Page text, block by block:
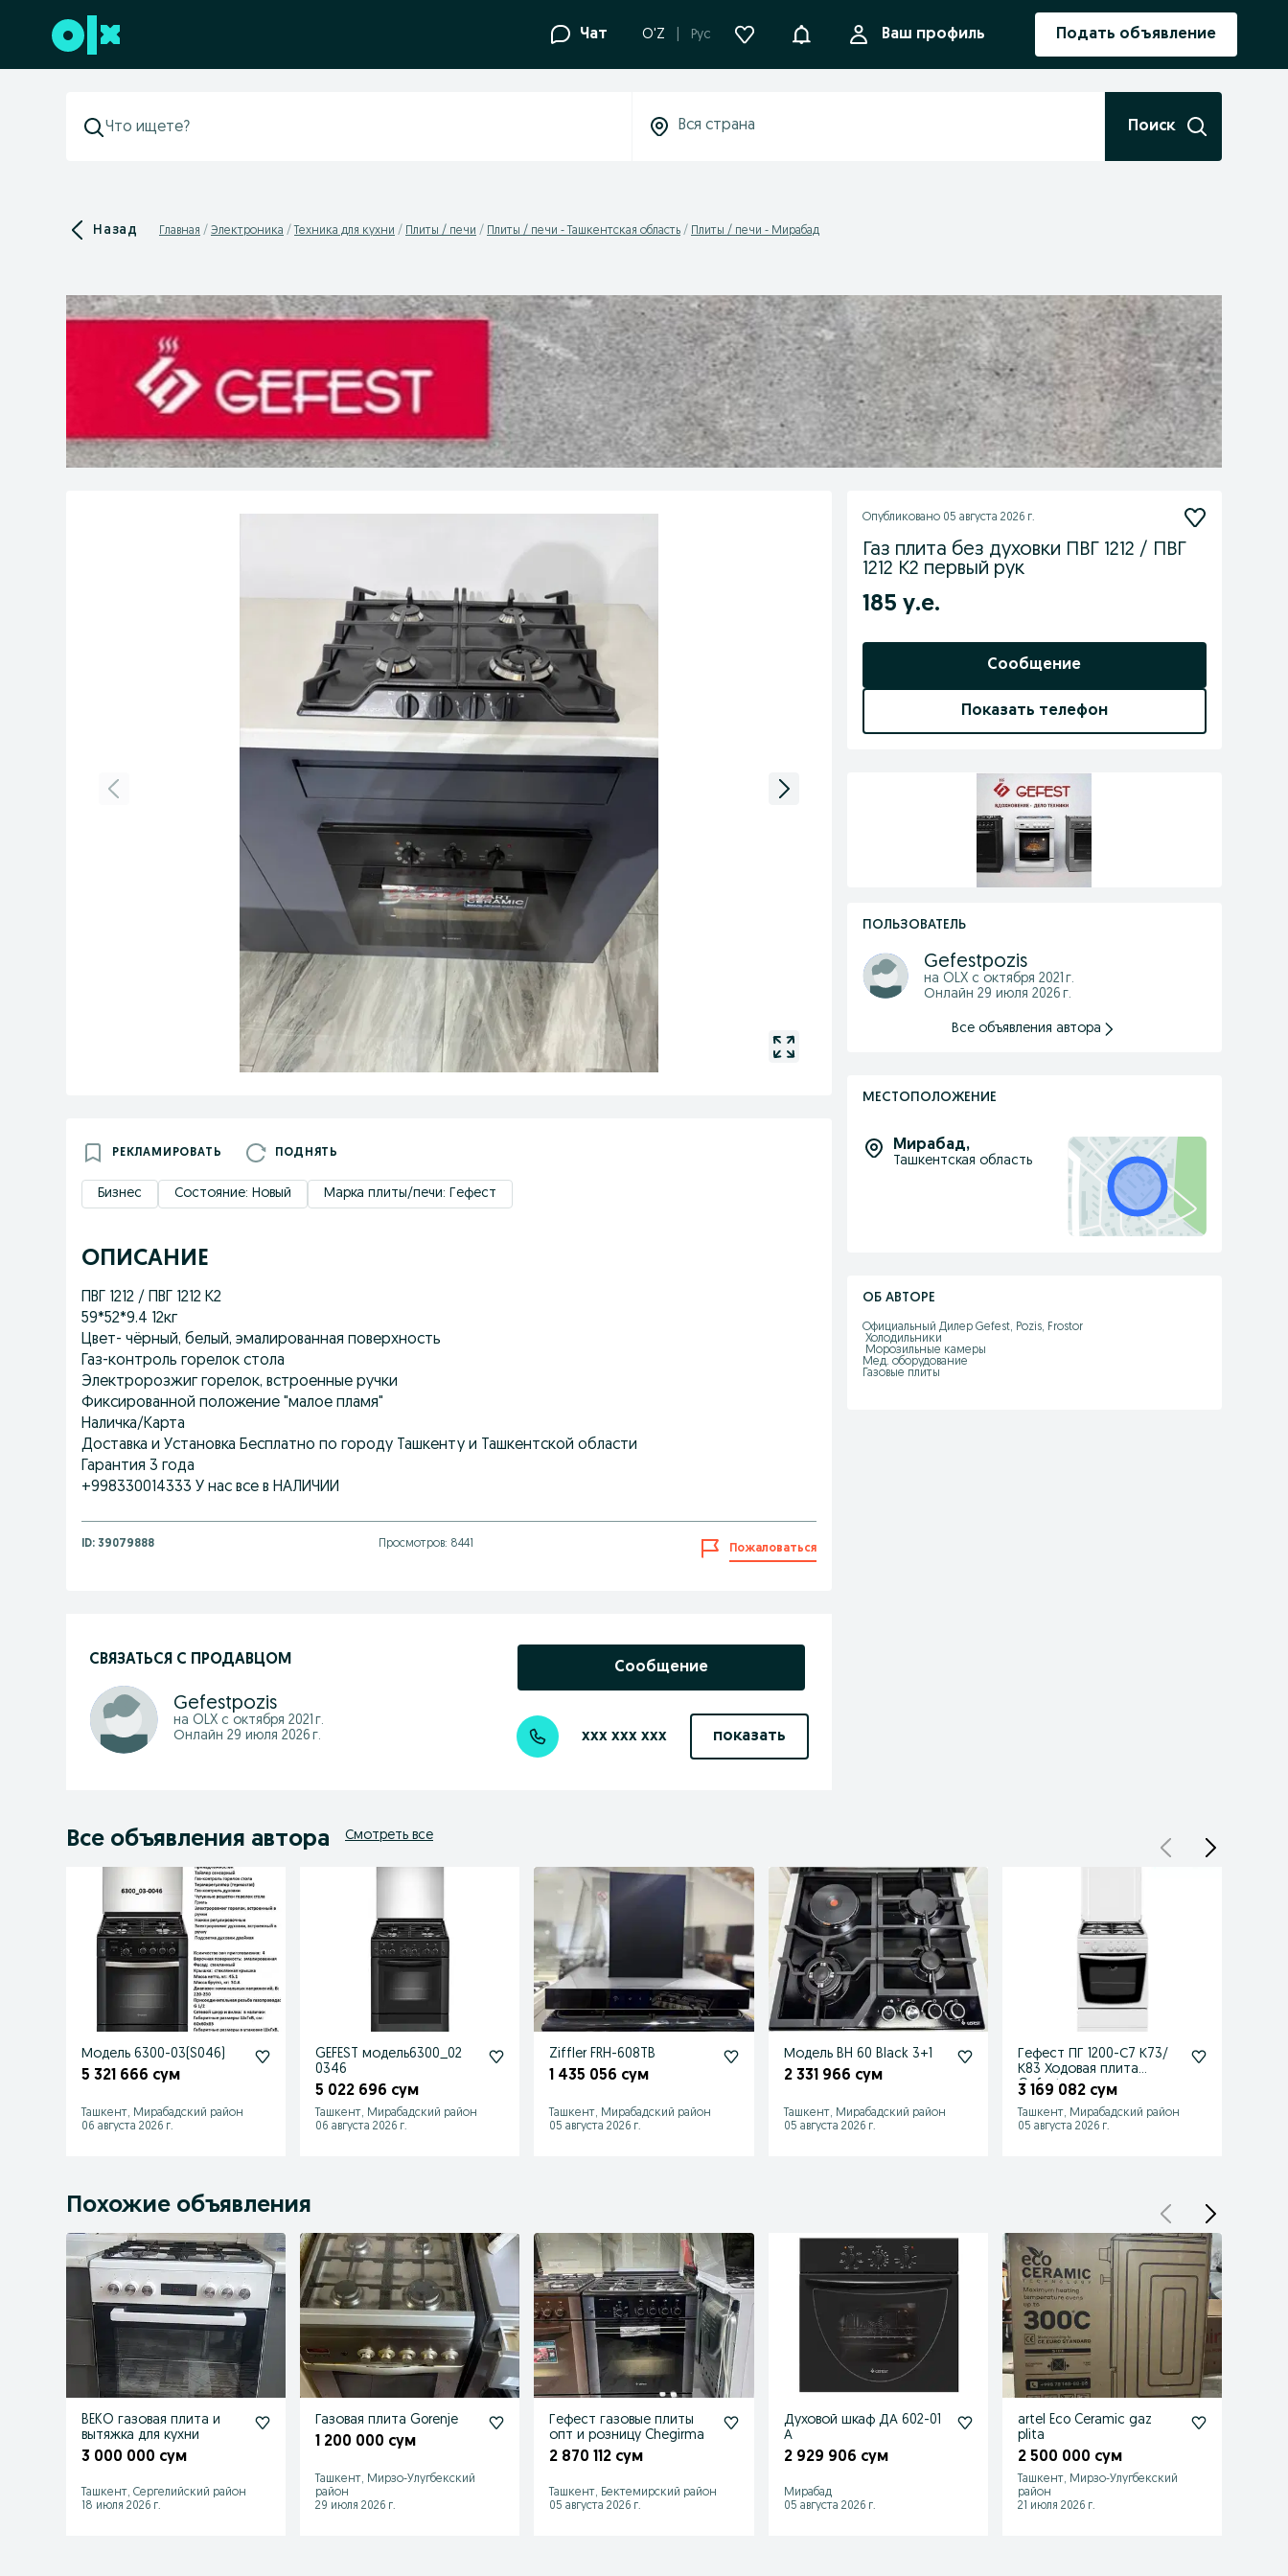
Перейти к нижнему колонтитулу Чат O'Z Рус УведомленияВаш профиль Подать объявление
Поиск
Назад Главная Электроника Техника для кухни Плиты / печи Плиты / печи - Ташкентская область Плиты / печи - Мирабад
РЕКЛАМИРОВАТЬ ПОДНЯТЬ
Бизнес Состояние: Новый Марка плиты/печи: Гефест
ОПИСАНИЕ
ПВГ 1212 / ПВГ 1212 К2
59*52*9.4 12кг
Цвет- чёрный, белый, эмалированная поверхность
Газ-контроль горелок стола
Электророзжиг горелок, встроенные ручки
Фиксированной положение "малое пламя"
Наличка/Карта
Доставка и Установка Бесплатно по городу Ташкенту и Ташкентской области
Гарантия 3 года
+998330014333 У нас все в НАЛИЧИИ
ID: 39079888 Просмотров: 8441 Пожаловаться
СВЯЗАТЬСЯ С ПРОДАВЦОМ
Gefestpozis
на OLX с октября 2021 г.
Онлайн 29 июля 2026 г.
Сообщение
xxx xxx xxx показать
Опубликовано 05 августа 2026 г.
Газ плита без духовки ПВГ 1212 / ПВГ
1212 К2 первый рук
185 у.е.
Сообщение
Показать телефон
ПОЛЬЗОВАТЕЛЬ
Gefestpozis
на OLX с октября 2021 г.
Онлайн 29 июля 2026 г.
Все объявления автора
МЕСТОПОЛОЖЕНИЕ
Мирабад,
Ташкентская область
ОБ АВТОРЕ
Официальный Дилер Gefest, Pozis, Frostor
Мед. оборудование
Газовые плиты
Все объявления автора Смотреть все
Модель 6300-03(S046)
5 321 666 сум
Ташкент, Мирабадский район
06 августа 2026 г.
GEFEST модель6300_02
0346
5 022 696 сум
Ташкент, Мирабадский район
06 августа 2026 г.
Ziffler FRH-608TB
1 435 056 сум
Ташкент, Мирабадский район
05 августа 2026 г.
Модель BH 60 Black 3+1
2 331 966 сум
Ташкент, Мирабадский район
05 августа 2026 г.
Гефест ПГ 1200-С7 К73/
К83 Ходовая плита
Gefest
3 169 082 сум
Ташкент, Мирабадский район
05 августа 2026 г.
Похожие объявления
BEKO газовая плита и
вытяжка для кухни
3 000 000 сум
Ташкент, Сергелийский район
18 июля 2026 г.
Газовая плита Gorenje
1 200 000 сум
Ташкент, Мирзо-Улугбекский
район
29 июля 2026 г.
Гефест газовые плиты
опт и розницу Chegirma
2 870 112 сум
Ташкент, Бектемирский район
05 августа 2026 г.
Духовой шкаф ДА 602-01
А
2 929 906 сум
Мирабад
05 августа 2026 г.
artel Eco Ceramic gaz
plita
2 500 000 сум
Ташкент, Мирзо-Улугбекский
район
21 июля 2026 г.